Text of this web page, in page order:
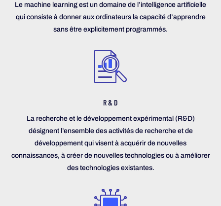
Le machine learning est un domaine de l’intelligence artificielle
qui consiste à donner aux ordinateurs la capacité d’apprendre
sans être explicitement programmés.
R & D
La recherche et le développement expérimental (R&D)
désignent l’ensemble des activités de recherche et de
développement qui visent à acquérir de nouvelles
connaissances, à créer de nouvelles technologies ou à améliorer
des technologies existantes.